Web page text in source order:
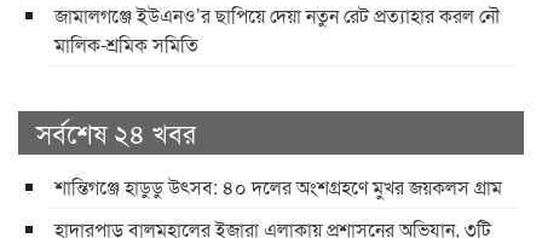
জামালগঞ্জে ইউএনও’র ছাপিয়ে দেয়া নতুন রেট প্রত্যাহার করল নৌ
মালিক-শ্রমিক সমিতি
সর্বশেষ ২৪ খবর
শান্তিগঞ্জে হাডুডু উৎসব: ৪০ দলের অংশগ্রহণে মুখর জয়কলস গ্রাম
হাদারপাড় বালুমহালের ইজারা এলাকায় প্রশাসনের অভিযান, ৩টি